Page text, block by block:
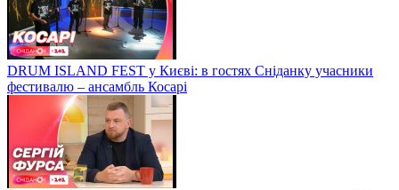
DRUM ISLAND FEST у Києві: в гостях Сніданку учасники
фестивалю – ансамбль Косарі